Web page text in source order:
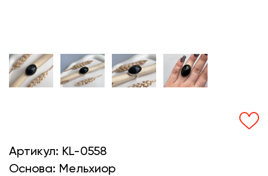
Артикул: KL-0558
Основа: Мельхиор